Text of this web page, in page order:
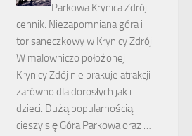
Parkowa Krynica Zdrój –
cennik. Niezapomniana góra i
tor saneczkowy w Krynicy Zdrój
W malowniczo położonej
Krynicy Zdój nie brakuje atrakcji
zarówno dla dorosłych jak i
dzieci. Dużą popularnością
cieszy się Góra Parkowa oraz …